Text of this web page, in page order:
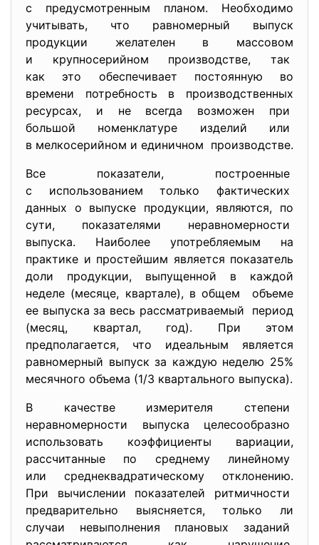
с предусмотренным планом. Необходимо
учитывать, что равномерный выпуск
продукции желателен в массовом
и крупносерийном производстве, так
как это обеспечивает постоянную во
времени потребность в производственных
ресурсах, и не всегда возможен при
большой номенклатуре изделий или
в мелкосерийном и единичном производстве.
Все показатели, построенные
с использованием только фактических
данных о выпуске продукции, являются, по
сути, показателями неравномерности
выпуска. Наиболее употребляемым на
практике и простейшим является показатель
доли продукции, выпущенной в каждой
неделе (месяце, квартале), в общем объеме
ее выпуска за весь рассматриваемый период
(месяц, квартал, год). При этом
предполагается, что идеальным является
равномерный выпуск за каждую неделю 25%
месячного объема (1/3 квартального выпуска).
В качестве измерителя степени
неравномерности выпуска целесообразно
использовать коэффициенты вариации,
рассчитанные по среднему линейному
или среднеквадратическому отклонению.
При вычислении показателей ритмичности
предварительно выясняется, только ли
случаи невыполнения плановых заданий